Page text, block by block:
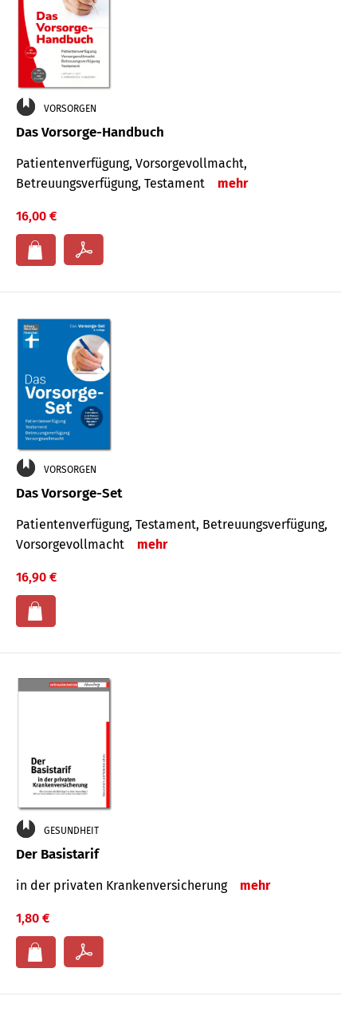
VORSORGEN
Das Vorsorge-Handbuch
Patientenverfügung, Vorsorgevollmacht,
Betreuungsverfügung, Testament
mehr
16,00 €
VORSORGEN
Das Vorsorge-Set
Patienten­ver­fügung, Testa­ment, Be­treuungs­verfü­gung,
Vor­sorge­voll­macht
mehr
16,90 €
GESUNDHEIT
Der Basistarif
in der privaten Kran­ken­ver­siche­rung mehr
1,80 €